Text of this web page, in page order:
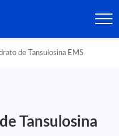
de Tansulosina EMS
Tansulosina